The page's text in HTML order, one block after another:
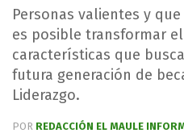
Personas valientes y
es posible transformar
características que
futura generación de
Liderazgo.
POR REDACCIÓN EL MAULE